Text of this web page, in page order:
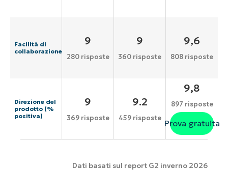
Facilità di
collaborazione
9
280 risposte
9
360 risposte
9,6
808 risposte
Direzione del
prodotto (%
positiva)
9
369 risposte
9.2
459 risposte
9,8
897 risposte
Prova gratuita
Dati basati sul report G2 inverno 2026